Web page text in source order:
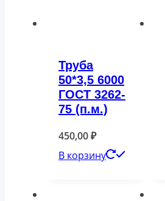
Труба
50*3,5 6000
ГОСТ 3262-
75 (п.м.)
450,00₽
В корзину